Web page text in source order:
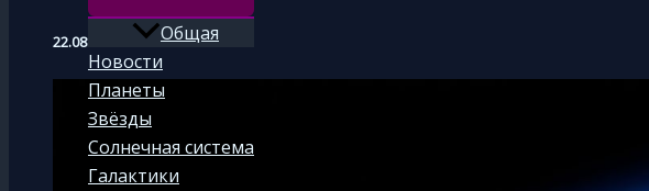
Общая
Новости
Планеты
Звёзды
Солнечная система
Галактики
22.08.2025